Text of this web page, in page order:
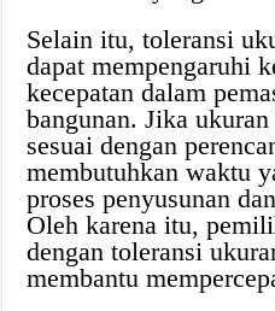
Selain itu, toleransi
dapat mempengaruhi
kecepatan dalam
bangunan. Jika
sesuai dengan
membutuhkan waktu
proses penyusunan
Oleh karena itu,
dengan toleransi
membantu